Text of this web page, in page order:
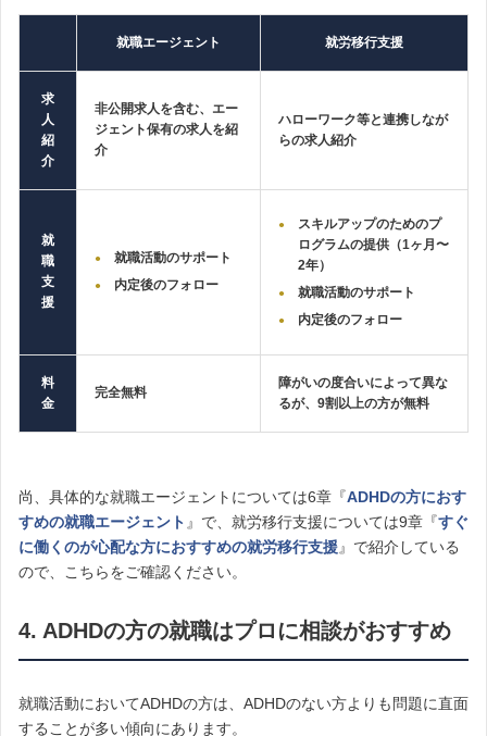
就職エージェント 就労移行支援
求
人
紹
介
非公開求人を含む、エー
ジェント保有の求人を紹
介
ハローワーク等と連携しなが
らの求人紹介
就
職
支
援
就職活動のサポート
内定後のフォロー
スキルアップのためのプ
ログラムの提供（1ヶ月〜
2年）
就職活動のサポート
内定後のフォロー
料
金
完全無料
障がいの度合いによって異な
るが、9割以上の方が無料
尚、具体的な就職エージェントについては6章『ADHDの方におす
すめの就職エージェント 』で、就労移行支援については9章『すぐ
に働くのが心配な方におすすめの就労移行支援』で紹介している
ので、こちらをご確認ください。
4. ADHDの方の就職はプロに相談がおすすめ
就職活動においてADHDの方は、ADHDのない方よりも問題に直面
することが多い傾向にあります。